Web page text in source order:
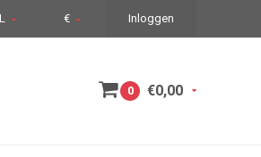
€ Inloggen
0 €0,00